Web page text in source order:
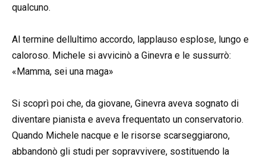
qualcuno.
Al termine dellultimo accordo, lapplauso esplose, lungo e
caloroso. Michele si avvicinò a Ginevra e le sussurrò:
«Mamma, sei una maga»
Si scoprì poi che, da giovane, Ginevra aveva sognato di
diventare pianista e aveva frequentato un conservatorio.
Quando Michele nacque e le risorse scarseggiarono,
abbandonò gli studi per sopravvivere, sostituendo la